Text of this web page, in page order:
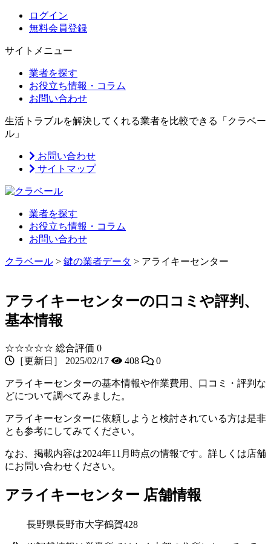
ログイン
無料会員登録
サイトメニュー
業者を探す
お役立ち情報・コラム
お問い合わせ
生活トラブルを解決してくれる業者を比較できる「クラベー
ル」
お問い合わせ
サイトマップ
業者を探す
お役立ち情報・コラム
お問い合わせ
クラベール > 鍵の業者データ > アライキーセンター
アライキーセンターの口コミや評判、
基本情報
☆☆☆☆☆ 総合評価 0
［更新日］ 2025/02/17
408 0
アライキーセンターの基本情報や作業費用、口コミ・評判な
どについて調べてみました。
アライキーセンターに依頼しようと検討されている方は是非
とも参考にしてみてください。
なお、掲載内容は2024年11月時点の情報です。詳しくは店舗
にお問い合わせください。
アライキーセンター 店舗情報
長野県長野市大字鶴賀428